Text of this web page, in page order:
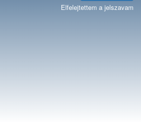
Elfelejtettem a jelszavam